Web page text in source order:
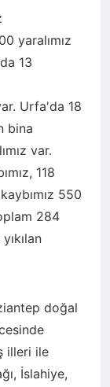
yaralımız
13
Urfa'da 18
bina
var.
118
550
284
doğal
illeri ile
İslahiye,